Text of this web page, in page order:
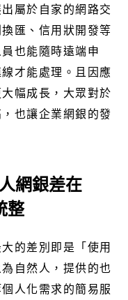
屬於自家的網路交
匯、信用狀開發等
也能隨時遠端申
才能處理。且因應
幅成長，大眾對於
也讓企業網銀的發
網銀差在
整
的差別即是「使用
自然人，提供的也
人化需求的簡易服